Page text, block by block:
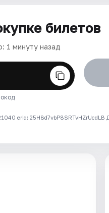
билетов
1 минуту назад
erid: 25H8d7vbP8SRTvHZrUcdLB